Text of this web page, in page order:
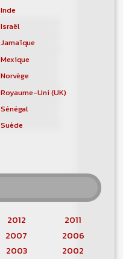
Inde
Israël
Jamaïque
Mexique
Norvège
Royaume-Uni (UK)
Sénégal
Suède
2012
2011
2007
2006
2003
2002